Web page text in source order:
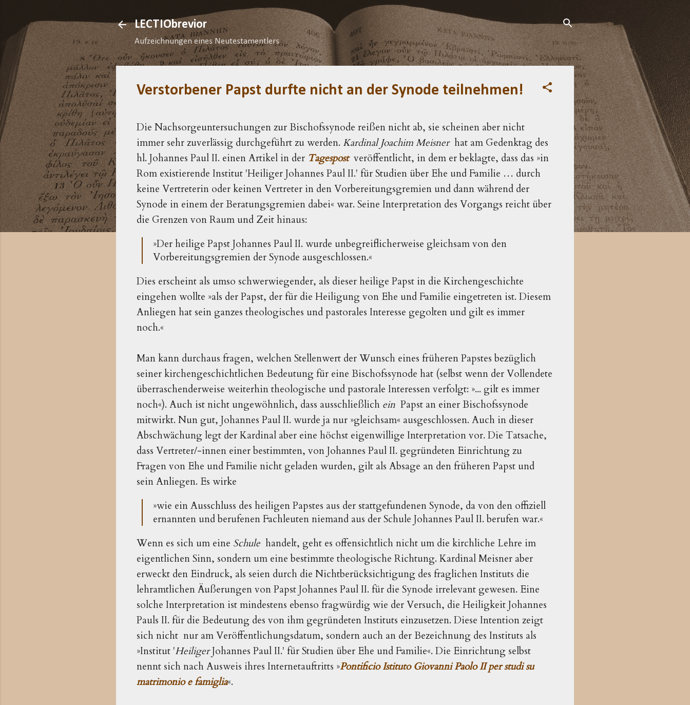
Direkt zum Hauptbereich
LECTIObrevior
Aufzeichnungen eines Neutestamentlers
Verstorbener Papst durfte nicht an der Synode teilnehmen!
Die Nachsorgeuntersuchungen zur Bischofssynode reißen nicht ab, sie scheinen aber nicht
immer sehr zuverlässig durchgeführt zu werden. Kardinal Joachim Meisnerhat am Gedenktag des
hl. Johannes Paul II. einen Artikel in der Tagespostveröffentlicht, in dem er beklagte, dass das »in
Rom existierende Institut 'Heiliger Johannes Paul II.' für Studien über Ehe und Familie … durch
keine Vertreterin oder keinen Vertreter in den Vorbereitungsgremien und dann während der
Synode in einem der Beratungsgremien dabei« war. Seine Interpretation des Vorgangs reicht über
die Grenzen von Raum und Zeit hinaus:
»Der heilige Papst Johannes Paul II. wurde unbegreiflicherweise gleichsam von den
Vorbereitungsgremien der Synode ausgeschlossen.«
Dies erscheint als umso schwerwiegender, als dieser heilige Papst in die Kirchengeschichte
eingehen wollte »als der Papst, der für die Heiligung von Ehe und Familie eingetreten ist. Diesem
Anliegen hat sein ganzes theologisches und pastorales Interesse gegolten und gilt es immer
noch.«
Man kann durchaus fragen, welchen Stellenwert der Wunsch eines früheren Papstes bezüglich
seiner kirchengeschichtlichen Bedeutung für eine Bischofssynode hat (selbst wenn der Vollendete
überraschenderweise weiterhin theologische und pastorale Interessen verfolgt: »... gilt es immer
noch«). Auch ist nicht ungewöhnlich, dass ausschließlich ein Papst an einer Bischofssynode
mitwirkt. Nun gut, Johannes Paul II. wurde ja nur »gleichsam« ausgeschlossen. Auch in dieser
Abschwächung legt der Kardinal aber eine höchst eigenwillige Interpretation vor. Die Tatsache,
dass Vertreter/-innen einer bestimmten, von Johannes Paul II. gegründeten Einrichtung zu
Fragen von Ehe und Familie nicht geladen wurden, gilt als Absage an den früheren Papst und
sein Anliegen. Es wirke
»wie ein Ausschluss des heiligen Papstes aus der stattgefundenen Synode, da von den offiziell
ernannten und berufenen Fachleuten niemand aus der Schule Johannes Paul II. berufen war.«
Wenn es sich um eine Schule handelt, geht es offensichtlich nicht um die kirchliche Lehre im
eigentlichen Sinn, sondern um eine bestimmte theologische Richtung. Kardinal Meisner aber
erweckt den Eindruck, als seien durch die Nichtberücksichtigung des fraglichen Instituts die
lehramtlichen Äußerungen von Papst Johannes Paul II. für die Synode irrelevant gewesen. Eine
solche Interpretation ist mindestens ebenso fragwürdig wie der Versuch, die Heiligkeit Johannes
Pauls II. für die Bedeutung des von ihm gegründeten Instituts einzusetzen. Diese Intention zeigt
sich nicht nur am Veröffentlichungsdatum, sondern auch an der Bezeichnung des Instituts als
»Institut 'HeiligerJohannes Paul II.' für Studien über Ehe und Familie«. Die Einrichtung selbst
nennt sich nach Ausweis ihres Internetauftritts »Pontificio Istituto Giovanni Paolo II per studi su
matrimonio e famiglia«.